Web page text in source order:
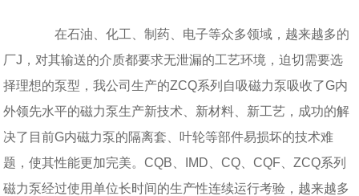
在石油、化工、制药、电子等众多领域，越来越多的
厂J，对其输送的介质都要求无泄漏的工艺环境，迫切需要选
择理想的泵型，我公司生产的ZCQ系列自吸磁力泵吸收了G内
外领先水平的磁力泵生产新技术、新材料、新工艺，成功的解
决了目前G内磁力泵的隔离套、叶轮等部件易损坏的技术难
题，使其性能更加完美。CQB、IMD、CQ、CQF、ZCQ系列
磁力泵经过使用单位长时间的生产性连续运行考验，越来越多